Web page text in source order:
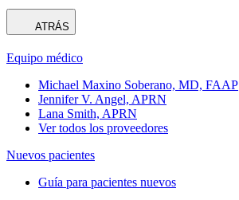
ATRÁS
Equipo médico
Michael Maxino Soberano, MD, FAAP
Jennifer V. Angel, APRN
Lana Smith, APRN
Ver todos los proveedores
Nuevos pacientes
Guía para pacientes nuevos